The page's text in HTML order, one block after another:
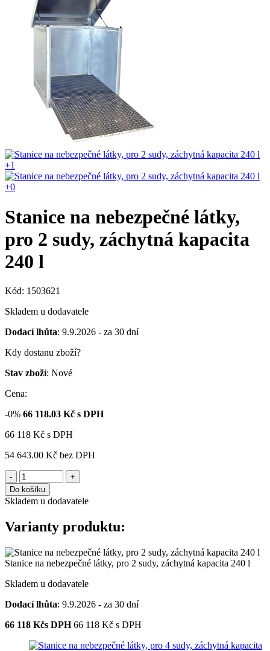
+1
+0
Stanice na nebezpečné látky,
pro 2 sudy, záchytná kapacita
240 l
Kód: 1503621
Skladem u dodavatele
Dodací lhůta: 9.9.2026 - za 30 dní
Kdy dostanu zboží?
Stav zboží: Nové
Cena:
-0% 66 118.03 Kč s DPH
66 118 Kč s DPH
54 643.00 Kč bez DPH
-
+
Do košíku
Skladem u dodavatele
Varianty produktu:
Stanice na nebezpečné látky, pro 2 sudy, záchytná kapacita 240 l
Skladem u dodavatele
Dodací lhůta: 9.9.2026 - za 30 dní
66 118 Kčs DPH 66 118 Kč s DPH